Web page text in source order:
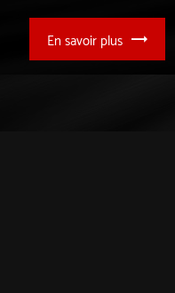
En savoir plus